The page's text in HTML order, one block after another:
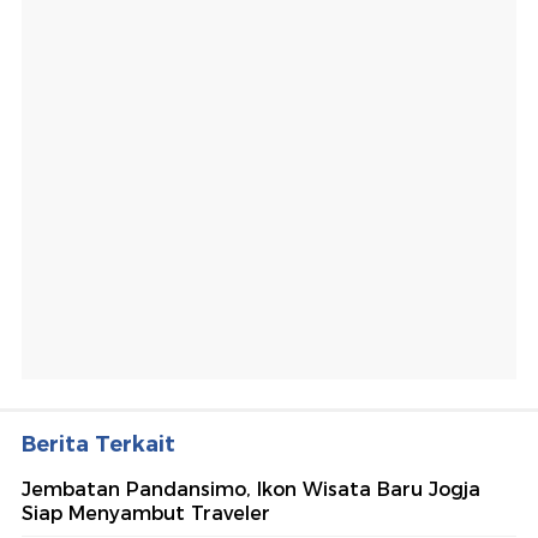
Berita Terkait
Jembatan Pandansimo, Ikon Wisata Baru Jogja
Siap Menyambut Traveler